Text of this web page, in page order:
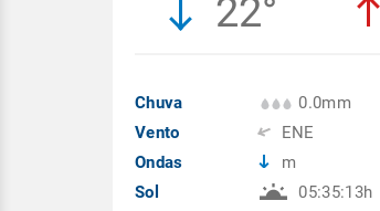
22°
Chuva
Vento
Ondas
Sol
0.0mm
ENE
m
05:35:13h